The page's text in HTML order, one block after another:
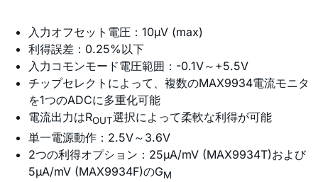
入力オフセット電圧：10µV (max)
利得誤差：0.25%以下
入力コモンモード電圧範囲：-0.1V～+5.5V
チップセレクトによって、複数のMAX9934電流モニタ
を1つのADCに多重化可能
電流出力はROUT選択によって柔軟な利得が可能
単一電源動作：2.5V～3.6V
2つの利得オプション：25µA/mV (MAX9934T)および
5µA/mV (MAX9934F)のGM